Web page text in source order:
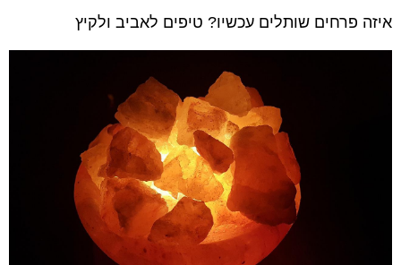
איזה פרחים שותלים עכשיו? טיפים לאביב ולקיץ